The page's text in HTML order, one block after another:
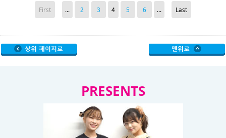
First ... 2 3 4 5 6 ... Last
PRESENTS